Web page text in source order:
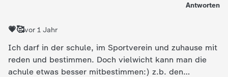
Antworten
💗🥰vor 1 Jahr
Ich darf in der schule, im Sportverein und zuhause mit
reden und bestimmen. Doch vielwicht kann man die
achule etwas besser mitbestimmen:) z.b. den